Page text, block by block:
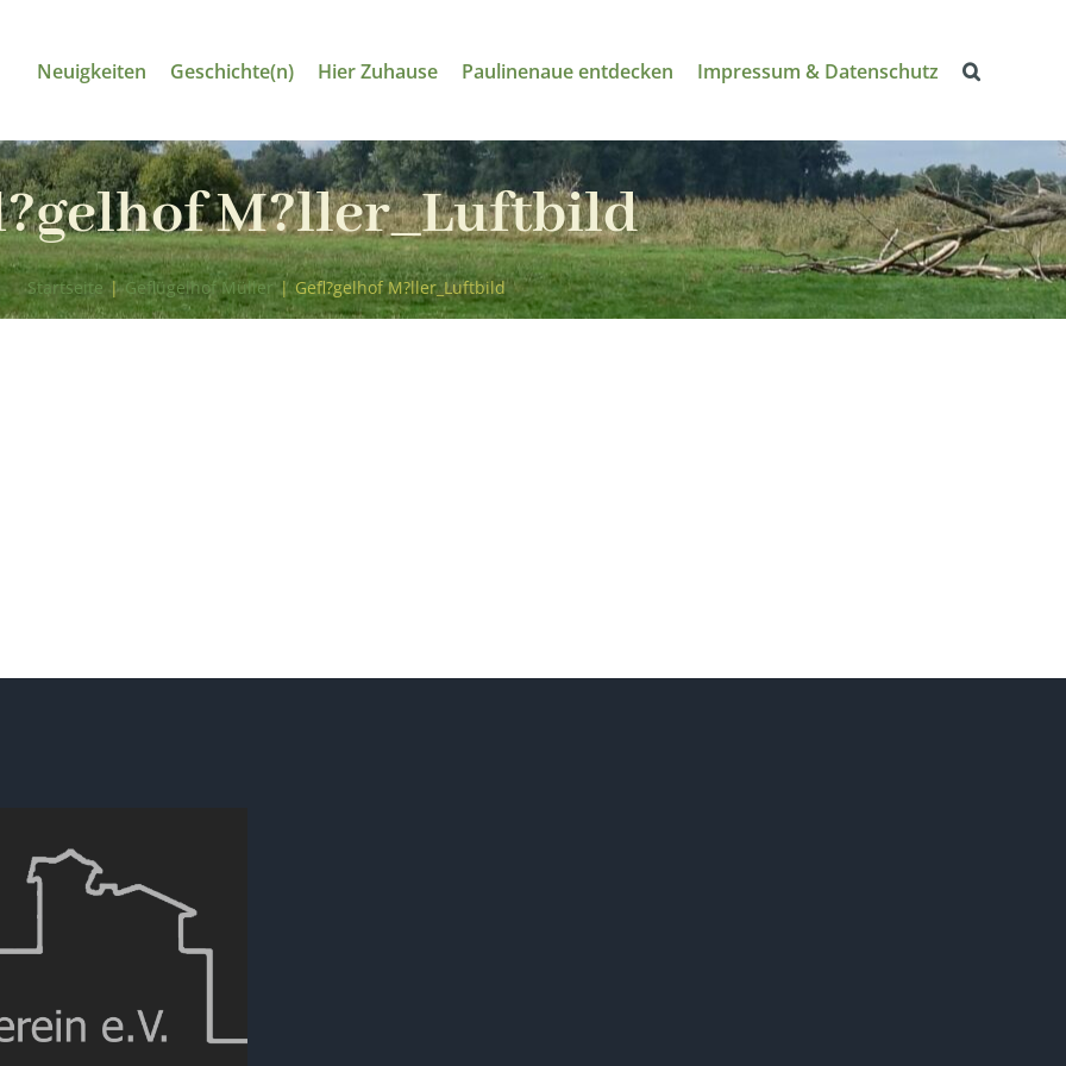
Neuigkeiten Geschichte(n) Hier Zuhause Paulinenaue entdecken Impressum & Datenschutz
M?ller_Luftbild
Startseite | Geflügelhof Müller | Gefl?gelhof M?ller_Luftbild